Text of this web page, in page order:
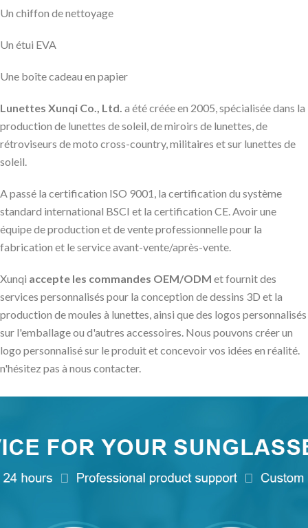
Un chiffon de nettoyage
Un étui EVA
Une boîte cadeau en papier
Lunettes Xunqi Co., Ltd. a été créée en 2005, spécialisée dans la
production de lunettes de soleil, de miroirs de lunettes, de
rétroviseurs de moto cross-country, militaires et sur lunettes de
soleil.
A passé la certification ISO 9001, la certification du système
standard international BSCI et la certification CE. Avoir une
équipe de production et de vente professionnelle pour la
fabrication et le service avant-vente/après-vente.
Xunqi accepte les commandes OEM/ODM et fournit des
services personnalisés pour la conception de dessins 3D et la
production de moules à lunettes, ainsi que des logos personnalisés
sur l'emballage ou d'autres accessoires. Nous pouvons créer un
logo personnalisé sur le produit et concevoir vos idées en réalité.
n'hésitez pas à nous contacter.